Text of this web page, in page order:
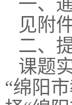
见附
二、
课题
“绵阳